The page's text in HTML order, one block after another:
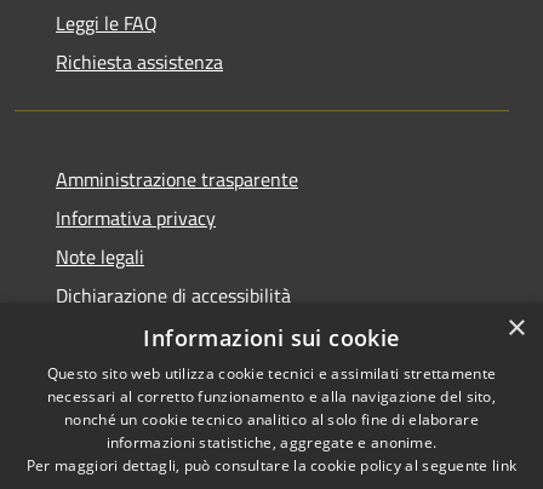
Leggi le FAQ
Richiesta assistenza
Amministrazione trasparente
Informativa privacy
Note legali
Dichiarazione di accessibilità
Accessibilità
Privacy
Copyright © 2026 • Comune di
Venegono Superiore • Powered
byMunicipium•Accesso
×
Informazioni sui cookie
Questo sito web utilizza cookie tecnici e assimilati strettamente
necessari al corretto funzionamento e alla navigazione del sito,
nonché un cookie tecnico analitico al solo fine di elaborare
informazioni statistiche, aggregate e anonime.
Per maggiori dettagli, può consultare la cookie policy al seguente link